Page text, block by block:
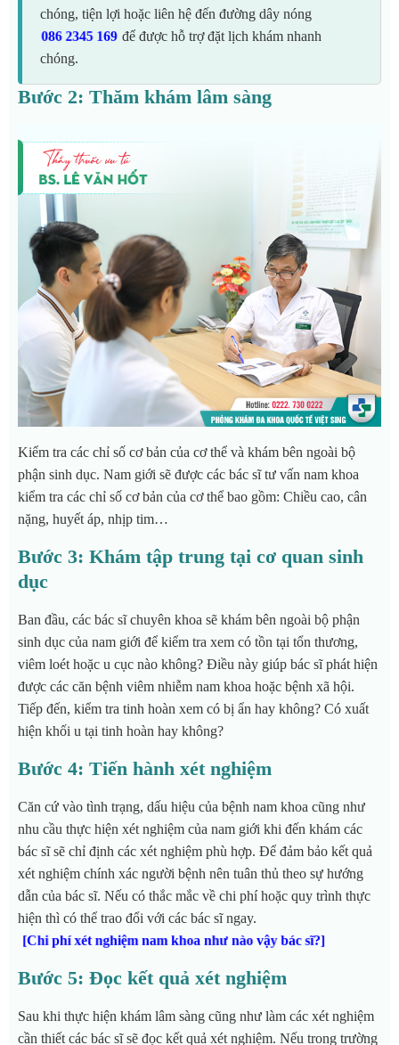
chóng, tiện lợi hoặc liên hệ đến đường dây nóng
086 2345 169 để được hỗ trợ đặt lịch khám nhanh
chóng.
Bước 2: Thăm khám lâm sàng
Kiểm tra các chỉ số cơ bản của cơ thể và khám bên ngoài bộ
phận sinh dục. Nam giới sẽ được các bác sĩ tư vấn nam khoa
kiểm tra các chỉ số cơ bản của cơ thể bao gồm: Chiều cao, cân
nặng, huyết áp, nhịp tim…
Bước 3: Khám tập trung tại cơ quan sinh
dục
Ban đầu, các bác sĩ chuyên khoa sẽ khám bên ngoài bộ phận
sinh dục của nam giới để kiểm tra xem có tồn tại tổn thương,
viêm loét hoặc u cục nào không? Điều này giúp bác sĩ phát hiện
được các căn bệnh viêm nhiễm nam khoa hoặc bệnh xã hội.
Tiếp đến, kiểm tra tinh hoàn xem có bị ẩn hay không? Có xuất
hiện khối u tại tinh hoàn hay không?
Bước 4: Tiến hành xét nghiệm
Căn cứ vào tình trạng, dấu hiệu của bệnh nam khoa cũng như
nhu cầu thực hiện xét nghiệm của nam giới khi đến khám các
bác sĩ sẽ chỉ định các xét nghiệm phù hợp. Để đảm bảo kết quả
xét nghiệm chính xác người bệnh nên tuân thủ theo sự hướng
dẫn của bác sĩ. Nếu có thắc mắc về chi phí hoặc quy trình thực
hiện thì có thể trao đổi với các bác sĩ ngay.
[Chi phí xét nghiệm nam khoa như nào vậy bác sĩ?]
Bước 5: Đọc kết quả xét nghiệm
Sau khi thực hiện khám lâm sàng cũng như làm các xét nghiệm
cần thiết các bác sĩ sẽ đọc kết quả xét nghiệm. Nếu trong trường